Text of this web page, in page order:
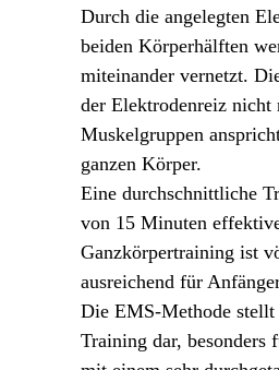
Durch die angelegten
beiden Körperhälften
miteinander vernetzt.
der Elektrodenreiz nicht
Muskelgruppen
ganzen Körper.
Eine durchschnittliche
von 15 Minuten
Ganzkörpertraining ist
ausreichend für
Die EMS-Methode
Training dar, besonders